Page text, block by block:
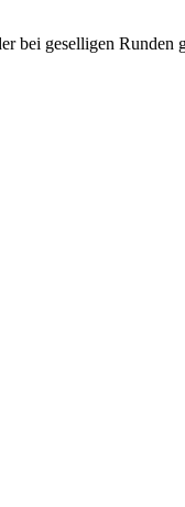
bei geselligen